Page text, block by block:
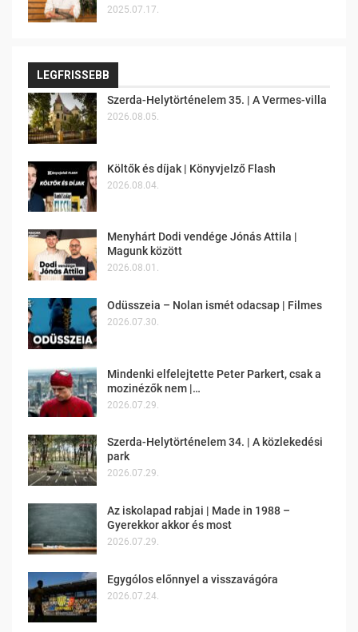
2025.07.17.
LEGFRISSEBB
Szerda-Helytörténelem 35. | A Vermes-villa
2026.08.05.
Költők és díjak | Könyvjelző Flash
2026.08.04.
Menyhárt Dodi vendége Jónás Attila |
Magunk között
2026.08.01.
Odüsszeia – Nolan ismét odacsap | Filmes
2026.07.30.
Mindenki elfelejtette Peter Parkert, csak a
mozinézők nem |…
2026.07.29.
Szerda-Helytörténelem 34. | A közlekedési
park
2026.07.29.
Az iskolapad rabjai | Made in 1988 –
Gyerekkor akkor és most
2026.07.29.
Egygólos előnnyel a visszavágóra
2026.07.24.